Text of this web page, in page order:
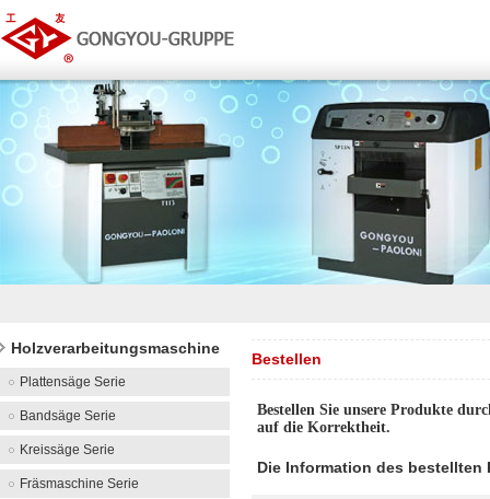
Holzverarbeitungsmaschine
Plattensäge Serie
Bandsäge Serie
Kreissäge Serie
Fräsmaschine Serie
Bestellen
Bestellen Sie unsere Produkte
auf die Korrektheit.
Die Information des bestellten